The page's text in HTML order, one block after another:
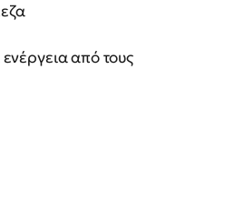
ενέργεια από τους